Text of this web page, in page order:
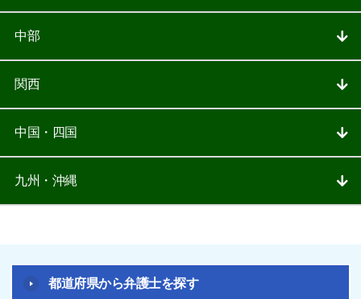
中部
関西
中国・四国
九州・沖縄
都道府県から弁護士を探す